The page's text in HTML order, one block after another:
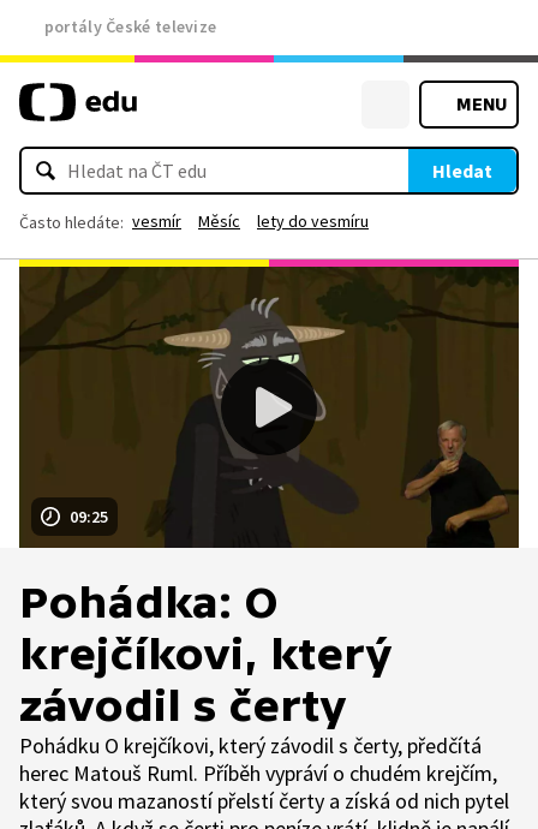
portály České televize
MENU
Hledat
Často hledáte: vesmír Měsíc lety do vesmíru
09:25
Pohádka: O
krejčíkovi, který
závodil s čerty
Pohádku O krejčíkovi, který závodil s čerty, předčítá
herec Matouš Ruml. Příběh vypráví o chudém krejčím,
který svou mazaností přelstí čerty a získá od nich pytel